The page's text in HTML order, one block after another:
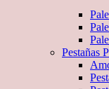
Pestañas